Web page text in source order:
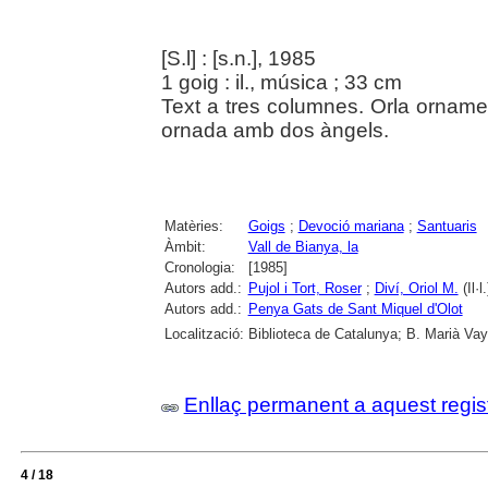
[S.l] : [s.n.], 1985
1 goig : il., música ; 33 cm
Text a tres columnes. Orla
ornada amb dos àngels.
Matèries: Goigs ; Devoció mariana; Santuaris
Àmbit:
Vall de Bianya, la
Cronologia:
[1985]
Autors add.: Pujol i Tort, Roser; Diví, Oriol M.
Autors add.: Penya Gats de Sant Miquel d'Olot
Localització: Biblioteca de Catalunya; B. Marià
Enllaç permanent a aquest
4 / 18